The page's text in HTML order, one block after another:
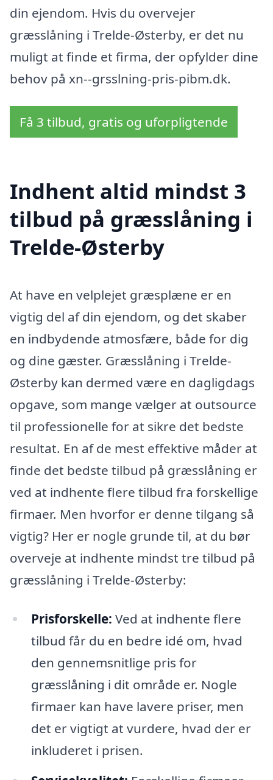
din ejendom. Hvis du overvejer
græsslåning i Trelde-Østerby, er det nu
muligt at finde et firma, der opfylder dine
behov på xn--grsslning-pris-pibm.dk.
Få 3 tilbud, gratis og uforpligtende
Indhent altid mindst 3
tilbud på græsslåning i
Trelde-Østerby
At have en velplejet græsplæne er en
vigtig del af din ejendom, og det skaber
en indbydende atmosfære, både for dig
og dine gæster. Græsslåning i Trelde-
Østerby kan dermed være en dagligdags
opgave, som mange vælger at outsource
til professionelle for at sikre det bedste
resultat. En af de mest effektive måder at
finde det bedste tilbud på græsslåning er
ved at indhente flere tilbud fra forskellige
firmaer. Men hvorfor er denne tilgang så
vigtig? Her er nogle grunde til, at du bør
overveje at indhente mindst tre tilbud på
græsslåning i Trelde-Østerby:
Prisforskelle: Ved at indhente flere
tilbud får du en bedre idé om, hvad
den gennemsnitlige pris for
græsslåning i dit område er. Nogle
firmaer kan have lavere priser, men
det er vigtigt at vurdere, hvad der er
inkluderet i prisen.